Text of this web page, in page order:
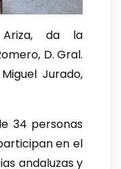
Ariza, da la
D. Gral.
Jurado,
34 personas
en el
andaluzas y